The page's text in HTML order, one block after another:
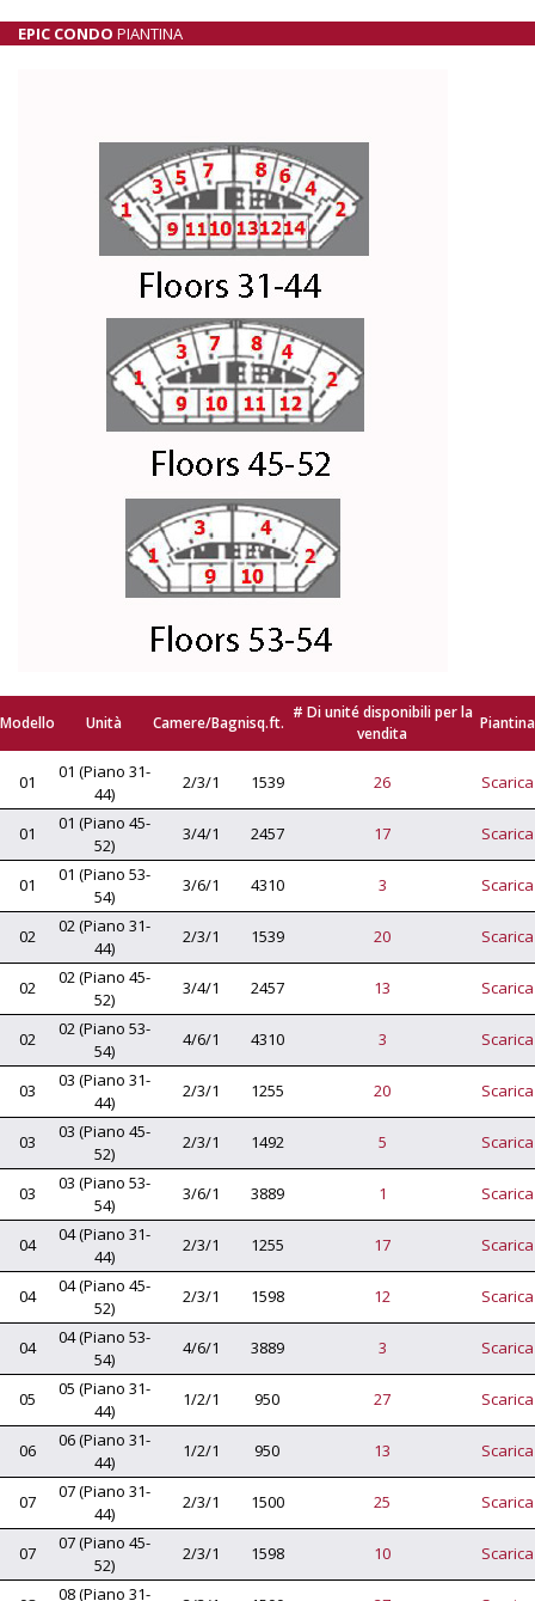
EPIC CONDO PIANTINA
Modello Unità Camere/Bagnisq.ft.
# Di unité disponibili per la
vendita
Piantina
01
01 (Piano 31-
44)
2/3/1 1539 26 Scarica
01
01 (Piano 45-
52)
3/4/1 2457 17 Scarica
01
01 (Piano 53-
54)
3/6/1 4310 3 Scarica
02
02 (Piano 31-
44)
2/3/1 1539 20 Scarica
02
02 (Piano 45-
52)
3/4/1 2457 13 Scarica
02
02 (Piano 53-
54)
4/6/1 4310 3 Scarica
03
03 (Piano 31-
44)
2/3/1 1255 20 Scarica
03
03 (Piano 45-
52)
2/3/1 1492 5 Scarica
03
03 (Piano 53-
54)
3/6/1 3889 1 Scarica
04
04 (Piano 31-
44)
2/3/1 1255 17 Scarica
04
04 (Piano 45-
52)
2/3/1 1598 12 Scarica
04
04 (Piano 53-
54)
4/6/1 3889 3 Scarica
05
05 (Piano 31-
44)
1/2/1 950 27 Scarica
06
06 (Piano 31-
44)
1/2/1 950 13 Scarica
07
07 (Piano 31-
44)
2/3/1 1500 25 Scarica
07
07 (Piano 45-
52)
2/3/1 1598 10 Scarica
08 (Piano 31-